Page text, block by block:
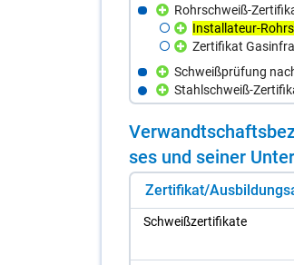
Rohrschweiß-
Installateur-
Zertifikat
Schweißprüfung
Stahlschweiß-
ses und sei­ner
Zertifikat/
Schweiß­zer­ti­fi­ka­te